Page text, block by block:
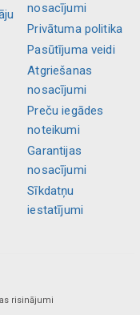
nosacījumi
Privātuma politika
Pasūtījuma veidi
Atgriešanas
nosacījumi
Preču iegādes
noteikumi
Garantijas
nosacījumi
Sīkdatņu
iestatījumi
risinājumi